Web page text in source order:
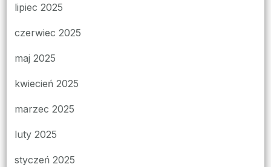
lipiec 2025
czerwiec 2025
maj 2025
kwiecień 2025
marzec 2025
luty 2025
styczeń 2025